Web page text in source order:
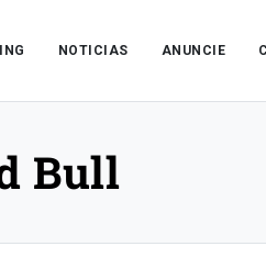
NOTICIAS ANUNCIE
Bull